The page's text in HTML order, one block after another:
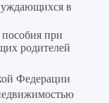
в
при
родителей
Федерации